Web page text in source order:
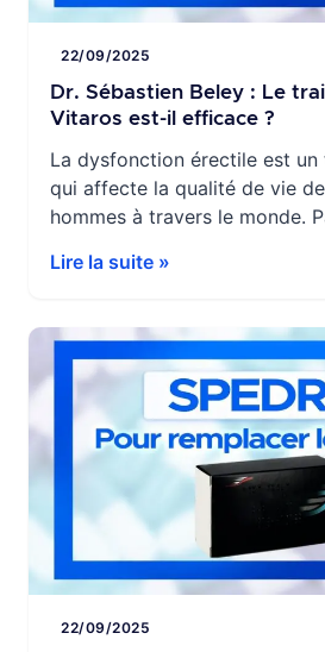
22/09/2025
Dr. Sébastien Beley : Le
Vitaros est-il efficace ?
La dysfonction érectile est
qui affecte la qualité de vie
hommes à travers le monde.
le Vitaros, un gel de
alternative aux traitements
tels que le Viagra ou le Cialis.
traitement […]
Lire la suite »
22/09/2025